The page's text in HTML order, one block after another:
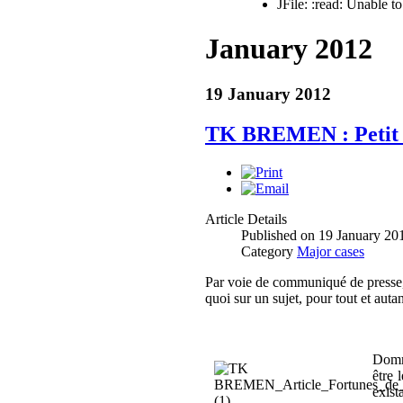
JFile: :read: Unable
January 2012
19 January 2012
TK BREMEN : Petit
Article Details
Published on 19 January
Category Major cases
Par voie de communiqué de
quoi sur un sujet, pour tout et
être